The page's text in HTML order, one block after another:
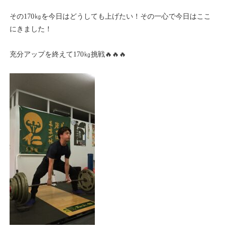
その170㎏を今日はどうしても上げたい！その一心で今日はここ
にきました！
充分アップを終えて170㎏挑戦🔥🔥🔥